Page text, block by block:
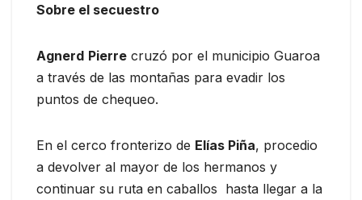
Sobre el secuestro
Agnerd Pierre cruzó por el municipio Guaroa
a través de las montañas para evadir los
puntos de chequeo.
En el cerco fronterizo de Elías Piña, procedio
a devolver al mayor de los hermanos y
continuar su ruta en caballos hasta llegar a la